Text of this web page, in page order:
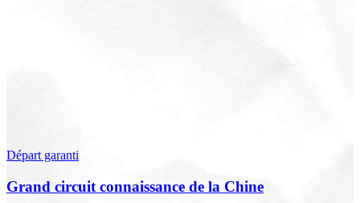
Départ garanti
Grand circuit connaissance de la Chine